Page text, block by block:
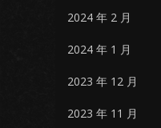
2024 年 2 月
2024 年 1 月
2023 年 12 月
2023 年 11 月